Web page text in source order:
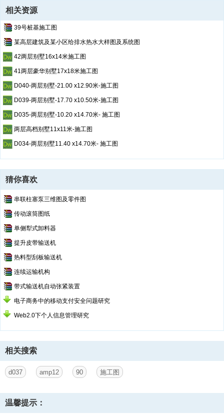
相关资源
39号桩基施工图
某高层建筑及某小区给排水热水大样图及系统图
42两层别墅16x14米施工图
41两层豪华别墅17x18米施工图
D040-两层别墅-21.00 x12.90米-施工图
D039-两层别墅-17.70 x10.50米-施工图
D035-两层别墅-10.20 x14.70米- 施工图
两层高档别墅11x11米-施工图
D034-两层别墅11.40 x14.70米- 施工图
猜你喜欢
串联柱塞泵三维图及零件图
传动滚筒图纸
单侧犁式卸料器
提升皮带输送机
热料型刮板输送机
连续运输机构
带式输送机自动张紧装置
电子商务中的移动支付安全问题研究
Web2.0下个人信息管理研究
相关搜索
d037 amp12 90 施工图
温馨提示：